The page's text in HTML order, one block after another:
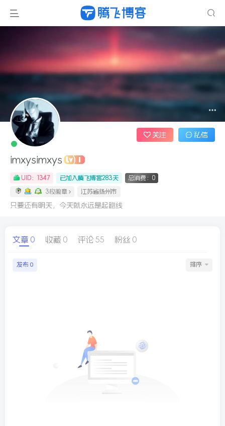
imxysimxys
UID：1347 已加入腾飞博客283天 总消费：0
3枚徽章 江苏省扬州市
只要还有明天，今天就永远是起跑线
关注 私信
文章 0 收藏 0 评论 55 粉丝 0
发布 0 排序